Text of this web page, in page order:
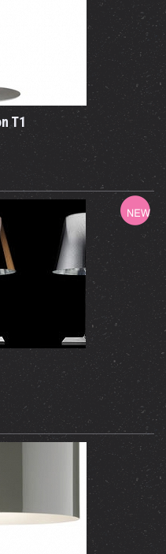
T1